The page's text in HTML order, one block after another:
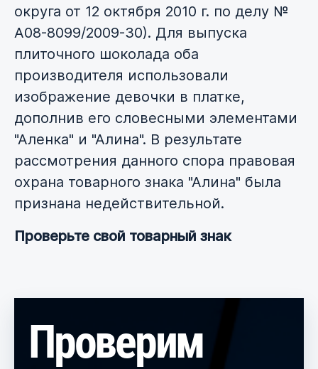
округа от 12 октября 2010 г. по делу №
А08-8099/2009-30). Для выпуска
плиточного шоколада оба
производителя использовали
изображение девочки в платке,
дополнив его словесными элементами
"Аленка" и "Алина". В результате
рассмотрения данного спора правовая
охрана товарного знака "Алина" была
признана недействительной.
Проверьте свой товарный знак
Проверим